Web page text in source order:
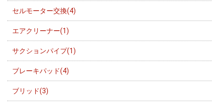
セルモーター交換(4)
エアクリーナー(1)
サクションパイプ(1)
ブレーキパッド(4)
ブリッド(3)